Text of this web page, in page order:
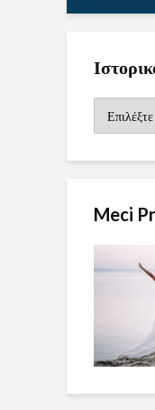
Meci